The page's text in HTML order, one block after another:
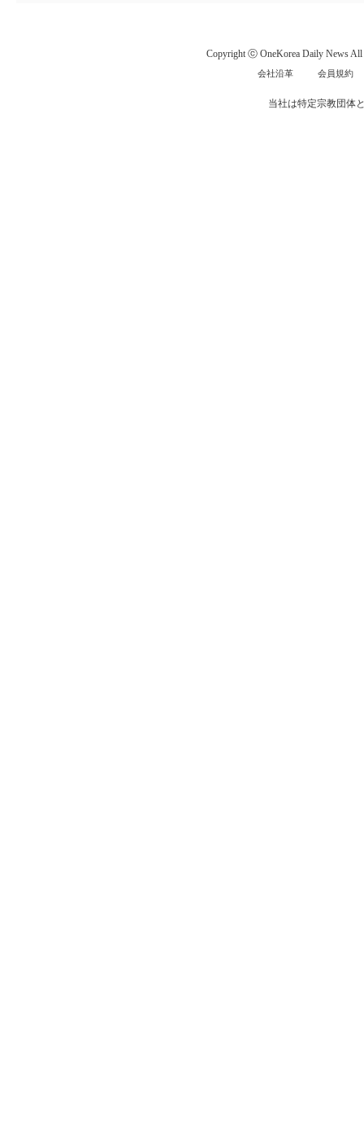
Copyright ⓒ OneKorea Daily News All
会社沿革 会員規約
当社は特定宗教団体